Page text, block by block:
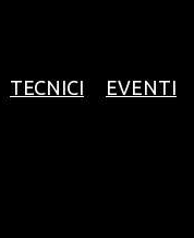
TECNICI EVENTI